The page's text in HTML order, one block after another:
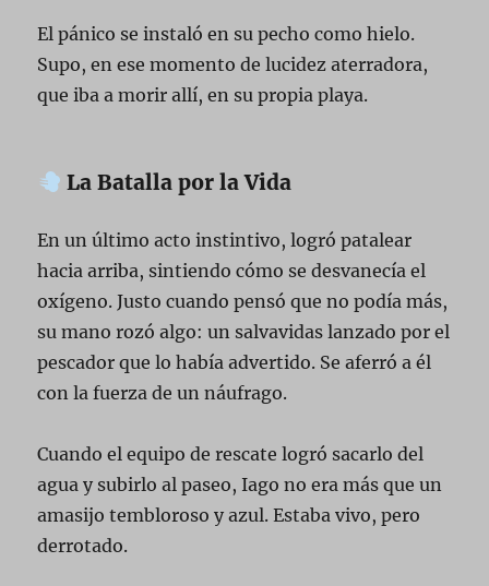
El pánico se instaló en su pecho como hielo.
Supo, en ese momento de lucidez aterradora,
que iba a morir allí, en su propia playa.
La Batalla por la Vida
En un último acto instintivo, logró patalear
hacia arriba, sintiendo cómo se desvanecía el
oxígeno. Justo cuando pensó que no podía más,
su mano rozó algo: un salvavidas lanzado por el
pescador que lo había advertido. Se aferró a él
con la fuerza de un náufrago.
Cuando el equipo de rescate logró sacarlo del
agua y subirlo al paseo, Iago no era más que un
amasijo tembloroso y azul. Estaba vivo, pero
derrotado.